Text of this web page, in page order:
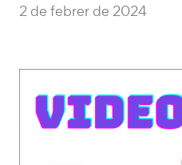
2 de febrer de 2024